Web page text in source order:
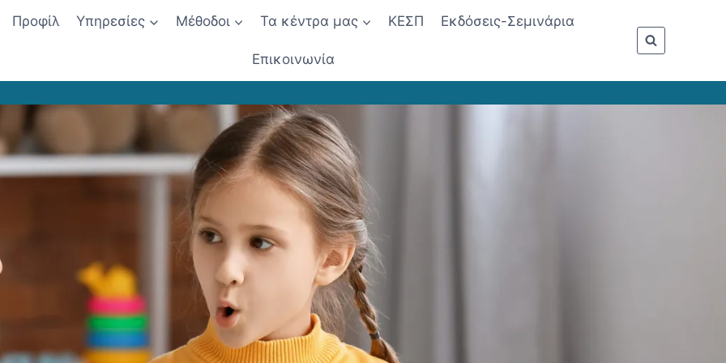
Προφίλ Υπηρεσίες Μέθοδοι Τα κέντρα μας ΚΕΣΠ Εκδόσεις-Σεμινάρια
Επικοινωνία